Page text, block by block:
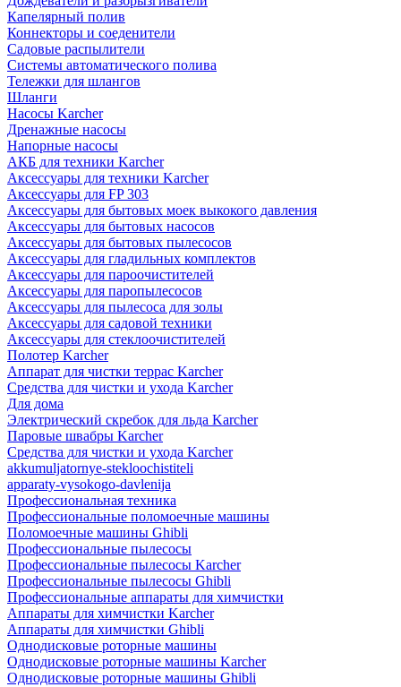
Капелярный полив
Коннекторы и соеденители
Садовые распылители
Системы автоматического полива
Тележки для шлангов
Шланги
Насосы Karcher
Дренажные насосы
Напорные насосы
АКБ для техники Karcher
Аксессуары для техники Karcher
Аксессуары для FP 303
Аксессуары для бытовых моек выкокого давления
Аксессуары для бытовых насосов
Аксессуары для бытовых пылесосов
Аксессуары для гладильных комплектов
Аксессуары для пароочистителей
Аксессуары для паропылесосов
Аксессуары для пылесоса для золы
Аксессуары для садовой техники
Аксессуары для стеклоочистителей
Полотер Karcher
Аппарат для чистки террас Karcher
Средства для чистки и ухода Karcher
Для дома
Электрический скребок для льда Karcher
Паровые швабры Karcher
Средства для чистки и ухода Karcher
akkumuljatornye-stekloochistiteli
apparaty-vysokogo-davlenija
Профессиональная техника
Профессиональные поломоечные машины
Поломоечные машины Ghibli
Профессиональные пылесосы
Профессиональные пылесосы Karcher
Профессиональные пылесосы Ghibli
Профессиональные аппараты для химчистки
Аппараты для химчистки Karcher
Аппараты для химчистки Ghibli
Однодисковые роторные машины
Однодисковые роторные машины Karcher
Однодисковые роторные машины Ghibli